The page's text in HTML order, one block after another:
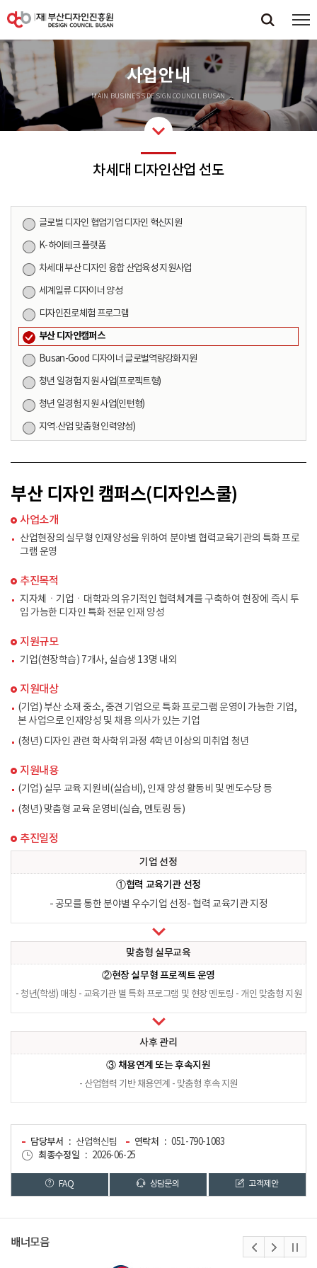
사업안내
MAIN BUSINESS DESIGN COUNCIL BUSAN
차세대 디자인산업 선도
글로벌 디자인 협업기업 디자인 혁신지원
K-하이테크 플랫폼
차세대 부산 디자인 융합 산업육성 지원사업
세계일류 디자이너 양성
디자인진로체험 프로그램
부산 디자인캠퍼스
Busan-Good 디자이너 글로벌역량강화지원
청년 일경험 지원 사업(프로젝트형)
청년 일경험 지원 사업(인턴형)
지역·산업 맞춤형 인력양성)
부산 디자인 캠퍼스(디자인스쿨)
사업소개
산업현장의 실무형 인재양성을 위하여 분야별 협력교육기관의 특화 프로
그램 운영
추진목적
지자체ㆍ기업ㆍ대학과의 유기적인 협력체계를 구축하여 현장에 즉시 투
입 가능한 디자인 특화 전문 인재 양성
지원규모
기업(현장학습) 7개사, 실습생 13명 내외
지원대상
(기업) 부산 소재 중소, 중견 기업으로 특화 프로그램 운영이 가능한 기업,
본 사업으로 인재양성 및 채용 의사가 있는 기업
(청년) 디자인 관련 학사학위 과정 4학년 이상의 미취업 청년
지원내용
(기업) 실무 교육 지원비(실습비), 인재 양성 활동비 및 멘도수당 등
(청년) 맞춤형 교육 운영비(실습, 멘토링 등)
추진일정
기업 선정
①협력 교육기관 선정
- 공모를 통한 분야별 우수기업 선정- 협력 교육기관 지정
맞춤형 실무교육
②현장 실무형 프로젝트 운영
- 청년(학생) 매칭 - 교육기관 별 특화 프로그램 및 현장 멘토링 - 개인 맞춤형 지원
사후 관리
③ 채용연계 또는 후속지원
- 산업협력 기반 채용연계 - 맞춤형 후속 지원
담당부서 산업혁신팀 연락처
051-790-1083
최종수정일
2026-06-25
FAQ 상담문의 고객제안
배너모음